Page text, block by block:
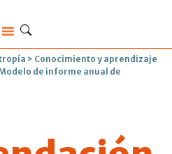
> Conocimiento y aprendizaje
de informe anual de